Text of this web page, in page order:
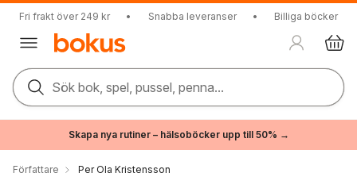
Fri frakt över 249 kr • Snabba leveranser • Billiga böcker
Sök bok, spel, pussel, penna...
Skapa nya rutiner – hälsoböcker upp till 50% →
Författare Per Ola Kristensson